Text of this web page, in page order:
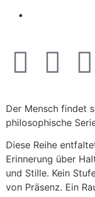
Der Mensch findet
philosophische
Diese Reihe
Erinnerung über
und Stille. Kein
von Präsenz. Ein